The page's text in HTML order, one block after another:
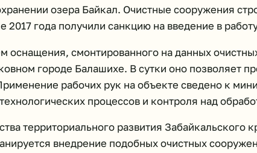
озера Байкал. Очистные сооружения
2017 года получили санкцию на введение в
оснащения, смонтированного на данных
городе Балашихе. В сутки оно позволяет
рабочих рук на объекте сведено к
процессов и контроля над
территориального развития Забайкальского
внедрение подобных очистных